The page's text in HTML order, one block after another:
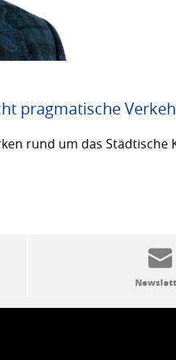
pragmatische
rund um das